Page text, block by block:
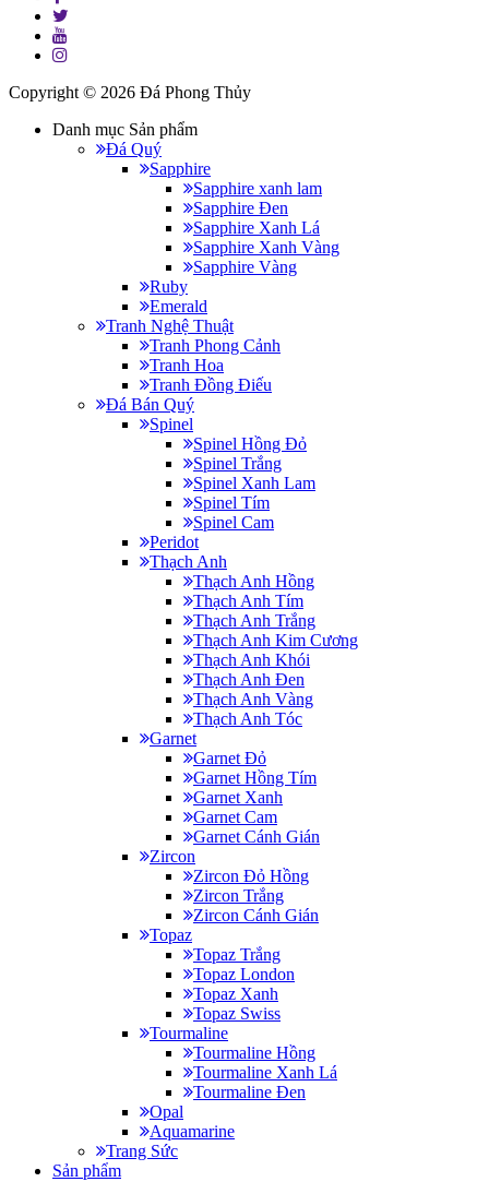
Copyright © 2026 Đá Phong Thủy
Danh mục Sản phẩm
Đá Quý
Sapphire
Sapphire xanh lam
Sapphire Đen
Sapphire Xanh Lá
Sapphire Xanh Vàng
Sapphire Vàng
Ruby
Emerald
Tranh Nghệ Thuật
Tranh Phong Cảnh
Tranh Hoa
Tranh Đồng Điếu
Đá Bán Quý
Spinel
Spinel Hồng Đỏ
Spinel Trắng
Spinel Xanh Lam
Spinel Tím
Spinel Cam
Peridot
Thạch Anh
Thạch Anh Hồng
Thạch Anh Tím
Thạch Anh Trắng
Thạch Anh Kim Cương
Thạch Anh Khói
Thạch Anh Đen
Thạch Anh Vàng
Thạch Anh Tóc
Garnet
Garnet Đỏ
Garnet Hồng Tím
Garnet Xanh
Garnet Cam
Garnet Cánh Gián
Zircon
Zircon Đỏ Hồng
Zircon Trắng
Zircon Cánh Gián
Topaz
Topaz Trắng
Topaz London
Topaz Xanh
Topaz Swiss
Tourmaline
Tourmaline Hồng
Tourmaline Xanh Lá
Tourmaline Đen
Opal
Aquamarine
Trang Sức
Sản phẩm